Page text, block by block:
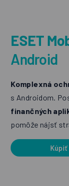
ESET
Android
Komplexná
s Androidom.
finančných
pomôže nájsť
Kúpiť